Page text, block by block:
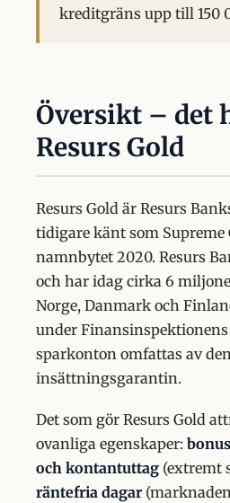
kreditgräns upp till 150
Översikt – det
Resurs Gold
Resurs Gold är Resurs
tidigare känt som Supreme
namnbytet 2020. Resurs
och har idag cirka 6
Norge, Danmark och
under
sparkonton omfattas av
insättningsgarantin.
Det som gör Resurs Gold
ovanliga egenskaper:
och kontantuttag (extremt
räntefria dagar